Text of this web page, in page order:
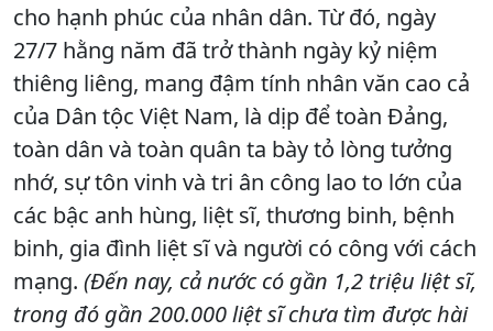
cho hạnh phúc của nhân dân. Từ đó, ngày
27/7 hằng năm đã trở thành ngày kỷ niệm
thiêng liêng, mang đậm tính nhân văn cao cả
của Dân tộc Việt Nam, là dịp để toàn Đảng,
toàn dân và toàn quân ta bày tỏ lòng tưởng
nhớ, sự tôn vinh và tri ân công lao to lớn của
các bậc anh hùng, liệt sĩ, thương binh, bệnh
binh, gia đình liệt sĩ và người có công với cách
mạng. (Đến nay, cả nước có gần 1,2 triệu liệt sĩ,
trong đó gần 200.000 liệt sĩ chưa tìm được hài